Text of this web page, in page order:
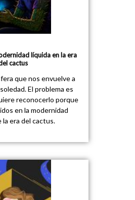
líquida en la era
cactus
que nos envuelve a
El problema es
reconocerlo porque
en la modernidad
la era del cactus.